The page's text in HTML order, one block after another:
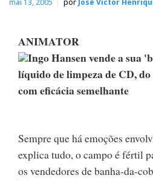
ANIMATOR
Ingo Hansen vende a sua
líquido de limpeza de CD,
com eficácia semelhante
Sempre que há emoções
explica tudo, o campo é fértil
os vendedores de banha-da-